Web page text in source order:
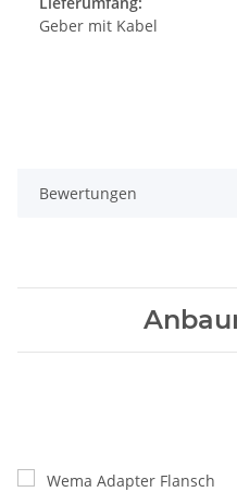
Geber mit Kabel
Bewertungen